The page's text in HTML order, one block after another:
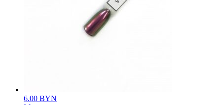
6.00 BYN